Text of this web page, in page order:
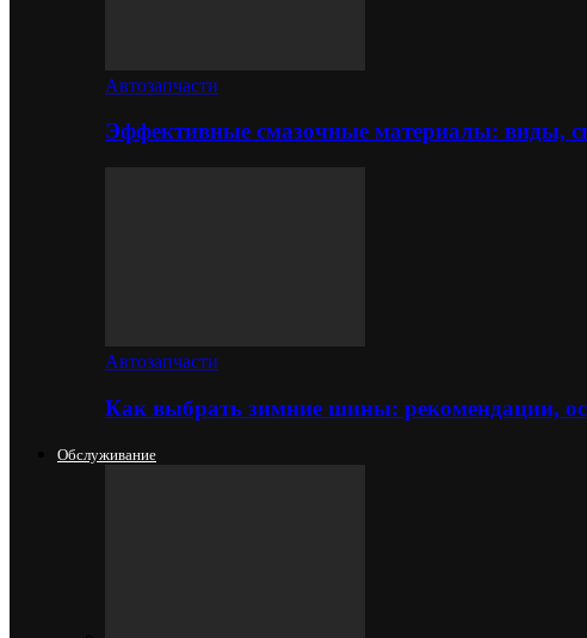
Автозапчасти
Эффективные смазочные материалы: виды,
Автозапчасти
Как выбрать зимние шины: рекомендации,
Обслуживание